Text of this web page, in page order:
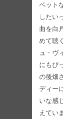
ペット
したい
曲を白
めて聴
ュ・ヴ
にもぴ
の後畑
ディー
いな感
えてい